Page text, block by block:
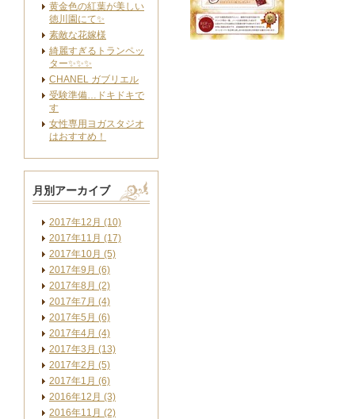
黄金色の紅葉が美しい
徳川園にて✨
素敵な花嫁様
綺麗すぎるトランペッ
ター✨✨✨
CHANEL ガブリエル
受験準備…ドキドキで
す
女性専用ヨガスタジオ
はおすすめ！
月別アーカイブ
2017年12月 (10)
2017年11月 (17)
2017年10月 (5)
2017年9月 (6)
2017年8月 (2)
2017年7月 (4)
2017年5月 (6)
2017年4月 (4)
2017年3月 (13)
2017年2月 (5)
2017年1月 (6)
2016年12月 (3)
2016年11月 (2)